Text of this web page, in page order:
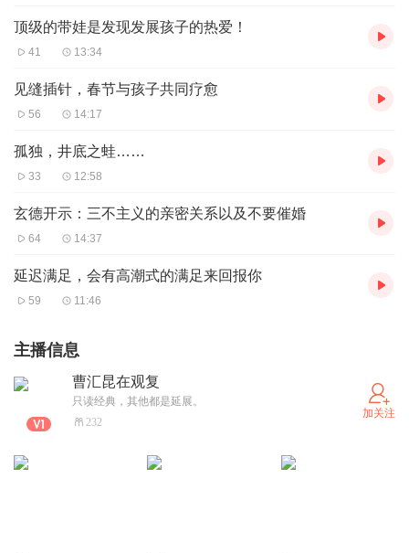
顶级的带娃是发现发展孩子的热爱！
41 13:34
见缝插针，春节与孩子共同疗愈
56 14:17
孤独，井底之蛙……
33 12:58
玄德开示：三不主义的亲密关系以及不要催婚
64 14:37
延迟满足，会有高潮式的满足来回报你
59 11:46
主播信息
曹汇昆在观复
只读经典，其他都是延展。
232
加关注